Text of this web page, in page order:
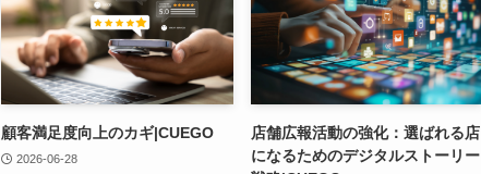
顧客満足度向上のカギ|CUEGO
2026-06-28
店舗広報活動の強化：選ばれる店
になるためのデジタルストーリー